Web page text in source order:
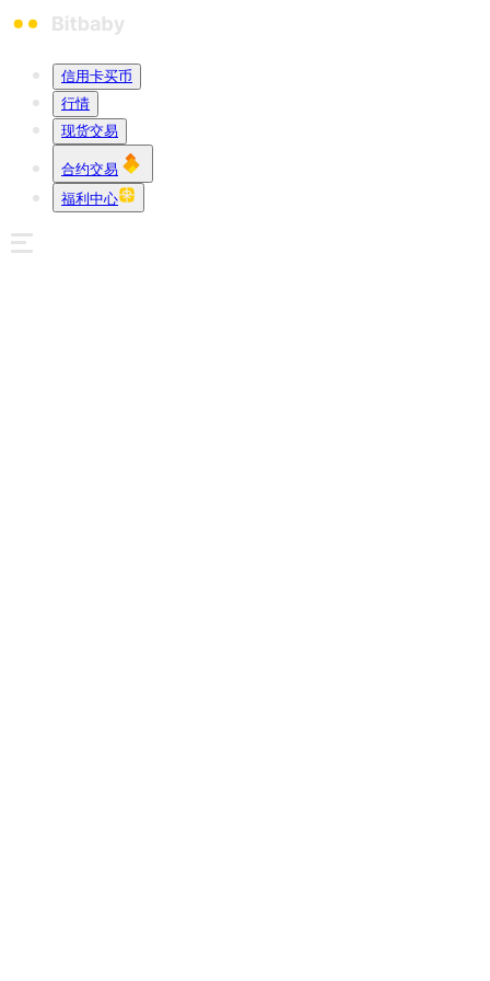
信用卡买币
行情
现货交易
合约交易
福利中心